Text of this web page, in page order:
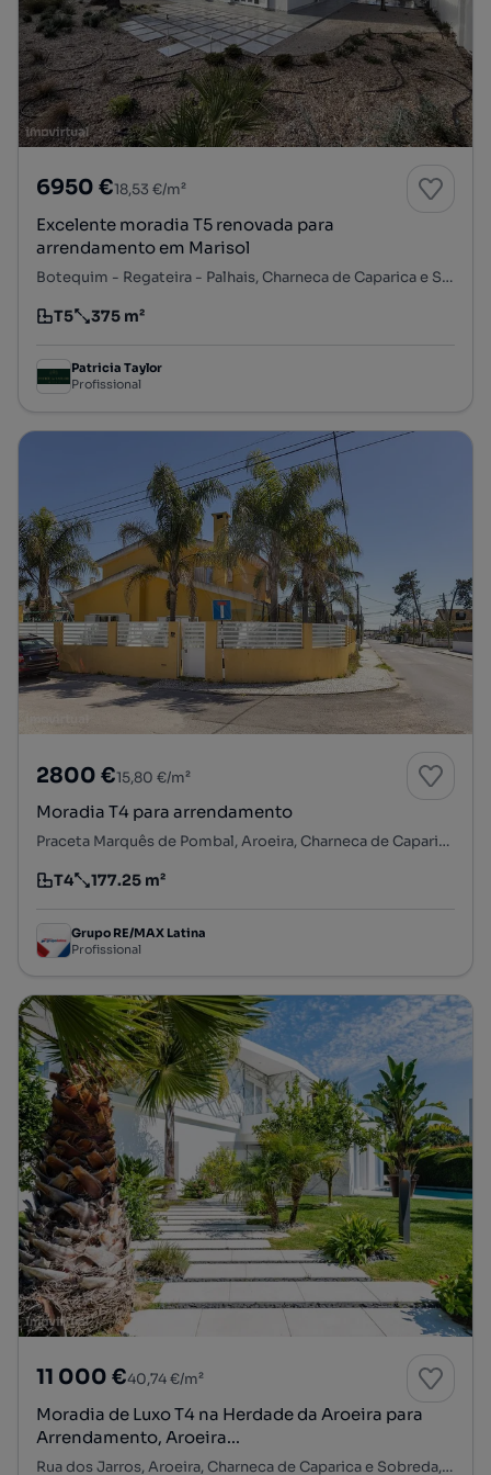
6950 €18,53 €/m²
Excelente moradia T5 renovada para
arrendamento em Marisol
Botequim - Regateira - Palhais, Charneca de Caparica e Sobreda, Almada, Setúbal
Tipologia
T5
Preço por metro quadrado
375 m²
Patricia Taylor
Profissional
2800 €15,80 €/m²
Moradia T4 para arrendamento
Praceta Marquês de Pombal, Aroeira, Charneca de Caparica e Sobreda, Almada, Setúbal
Tipologia
T4
Preço por metro quadrado
177.25 m²
Grupo RE/MAX Latina
Profissional
11 000 €40,74 €/m²
Moradia de Luxo T4 na Herdade da Aroeira para
Arrendamento, Aroeira...
Rua dos Jarros, Aroeira, Charneca de Caparica e Sobreda, Almada, Setúbal